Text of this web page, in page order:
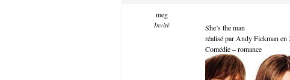
meg
Invité
She’s the man
réalisé par Andy Fickman
Comédie – romance